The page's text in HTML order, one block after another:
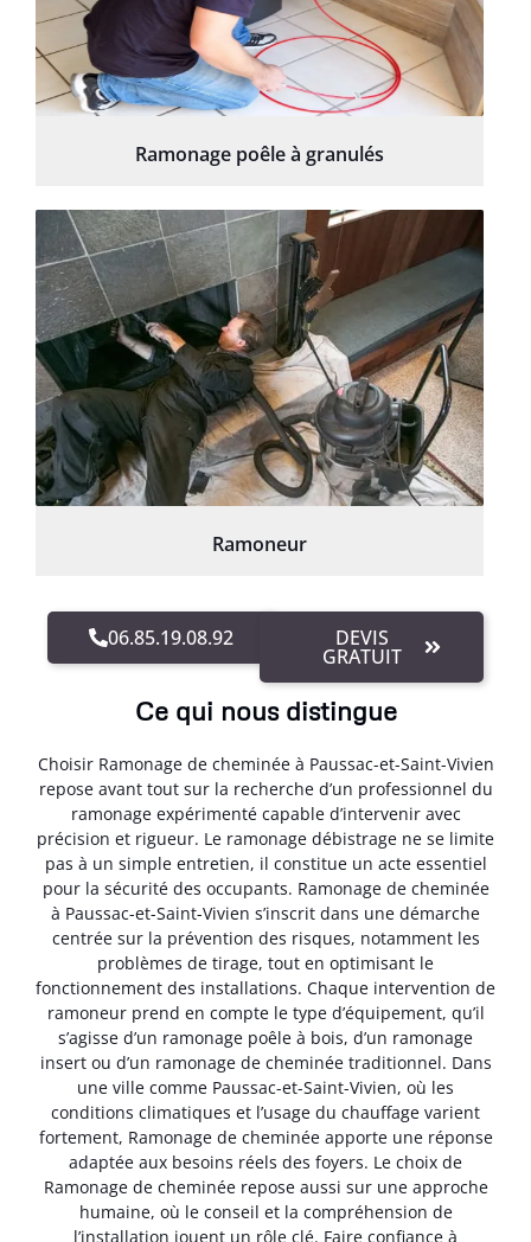
Ramonage poêle à granulés
Ramoneur
06.85.19.08.92 DEVIS
GRATUIT
Ce qui nous distingue
Choisir Ramonage de cheminée à Paussac-et-Saint-Vivien
repose avant tout sur la recherche d’un professionnel du
ramonage expérimenté capable d’intervenir avec
précision et rigueur. Le ramonage débistrage ne se limite
pas à un simple entretien, il constitue un acte essentiel
pour la sécurité des occupants. Ramonage de cheminée
à Paussac-et-Saint-Vivien s’inscrit dans une démarche
centrée sur la prévention des risques, notamment les
problèmes de tirage, tout en optimisant le
fonctionnement des installations. Chaque intervention de
ramoneur prend en compte le type d’équipement, qu’il
s’agisse d’un ramonage poêle à bois, d’un ramonage
insert ou d’un ramonage de cheminée traditionnel. Dans
une ville comme Paussac-et-Saint-Vivien, où les
conditions climatiques et l’usage du chauffage varient
fortement, Ramonage de cheminée apporte une réponse
adaptée aux besoins réels des foyers. Le choix de
Ramonage de cheminée repose aussi sur une approche
humaine, où le conseil et la compréhension de
l’installation jouent un rôle clé. Faire confiance à